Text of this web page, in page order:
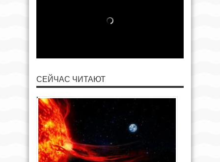
СЕЙЧАС ЧИТАЮТ